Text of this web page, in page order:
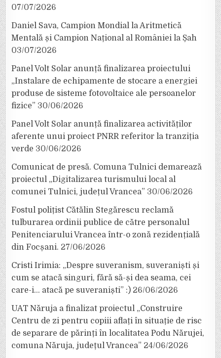
07/07/2026
Daniel Sava, Campion Mondial la Aritmetică
Mentală și Campion Național al României la Șah
03/07/2026
Panel Volt Solar anunță finalizarea proiectului
„Instalare de echipamente de stocare a energiei
produse de sisteme fotovoltaice ale persoanelor
fizice” 30/06/2026
Panel Volt Solar anunță finalizarea activităților
aferente unui proiect PNRR referitor la tranziția
verde 30/06/2026
Comunicat de presă. Comuna Tulnici demarează
proiectul „Digitalizarea turismului local al
comunei Tulnici, județul Vrancea” 30/06/2026
Fostul polițist Cătălin Stegărescu reclamă
tulburarea ordinii publice de către personalul
Penitenciarului Vrancea într-o zonă rezidențială
din Focșani. 27/06/2026
Cristi Irimia: „Despre suveranism, suveraniști și
cum se atacă singuri, fără să-și dea seama, cei
care-i… atacă pe suveraniști” :) 26/06/2026
UAT Năruja a finalizat proiectul „Construire
Centru de zi pentru copiii aflați în situație de risc
de separare de părinți în localitatea Podu Nărujei,
comuna Năruja, județul Vrancea” 24/06/2026